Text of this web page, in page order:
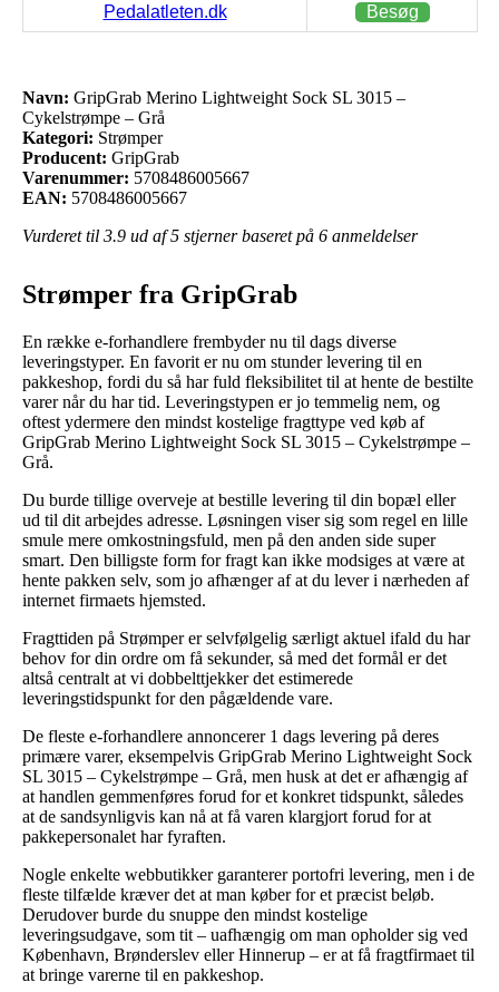
Pedalatleten.dk Besøg
Navn: GripGrab Merino Lightweight Sock SL 3015 –
Cykelstrømpe – Grå
Kategori: Strømper
Producent: GripGrab
Varenummer: 5708486005667
EAN: 5708486005667
Vurderet til 3.9 ud af 5 stjerner baseret på 6 anmeldelser
Strømper fra GripGrab
En række e-forhandlere frembyder nu til dags diverse
leveringstyper. En favorit er nu om stunder levering til en
pakkeshop, fordi du så har fuld fleksibilitet til at hente de bestilte
varer når du har tid. Leveringstypen er jo temmelig nem, og
oftest ydermere den mindst kostelige fragttype ved køb af
GripGrab Merino Lightweight Sock SL 3015 – Cykelstrømpe –
Grå.
Du burde tillige overveje at bestille levering til din bopæl eller
ud til dit arbejdes adresse. Løsningen viser sig som regel en lille
smule mere omkostningsfuld, men på den anden side super
smart. Den billigste form for fragt kan ikke modsiges at være at
hente pakken selv, som jo afhænger af at du lever i nærheden af
internet firmaets hjemsted.
Fragttiden på Strømper er selvfølgelig særligt aktuel ifald du har
behov for din ordre om få sekunder, så med det formål er det
altså centralt at vi dobbelttjekker det estimerede
leveringstidspunkt for den pågældende vare.
De fleste e-forhandlere annoncerer 1 dags levering på deres
primære varer, eksempelvis GripGrab Merino Lightweight Sock
SL 3015 – Cykelstrømpe – Grå, men husk at det er afhængig af
at handlen gemmenføres forud for et konkret tidspunkt, således
at de sandsynligvis kan nå at få varen klargjort forud for at
pakkepersonalet har fyraften.
Nogle enkelte webbutikker garanterer portofri levering, men i de
fleste tilfælde kræver det at man køber for et præcist beløb.
Derudover burde du snuppe den mindst kostelige
leveringsudgave, som tit – uafhængig om man opholder sig ved
København, Brønderslev eller Hinnerup – er at få fragtfirmaet til
at bringe varerne til en pakkeshop.